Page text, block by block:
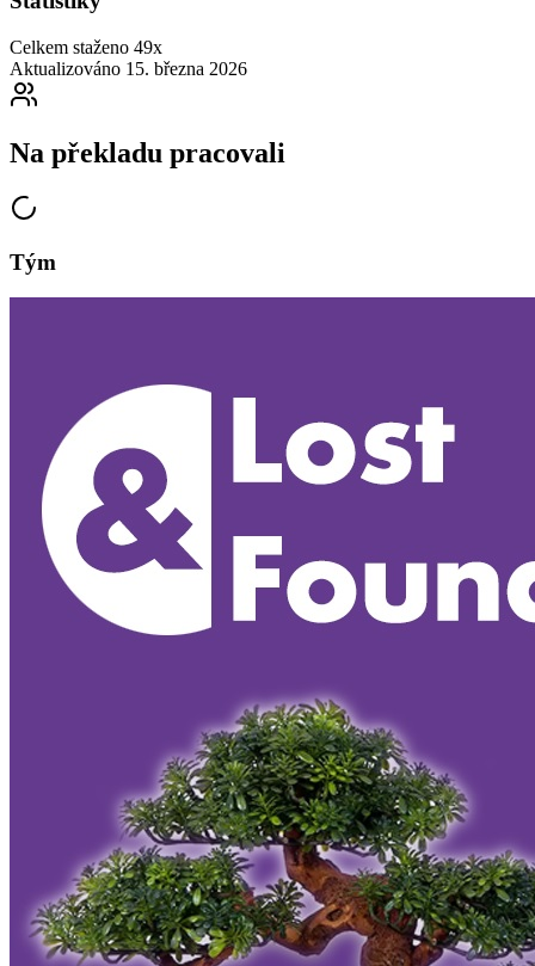
Celkem staženo 49x
Aktualizováno 15. března 2026
Na překladu pracovali
Tým